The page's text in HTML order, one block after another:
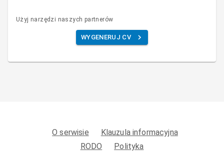
Użyj narzędzi naszych partnerów
WYGENERUJ CV
O serwisie
Klauzula informacyjna
RODO
Polityka